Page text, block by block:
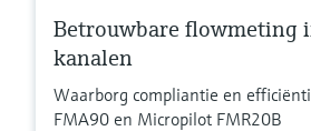
Betrouwbare flowmeting
kanalen
Waarborg compliantie en
FMA90 en Micropilot FMR20B